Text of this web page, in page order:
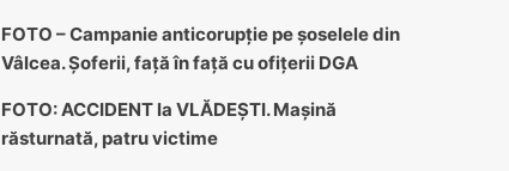
FOTO – Campanie anticorupție pe șoselele din
Vâlcea. Șoferii, față în față cu ofițerii DGA
FOTO: ACCIDENT la VLĂDEȘTI. Mașină
răsturnată, patru victime